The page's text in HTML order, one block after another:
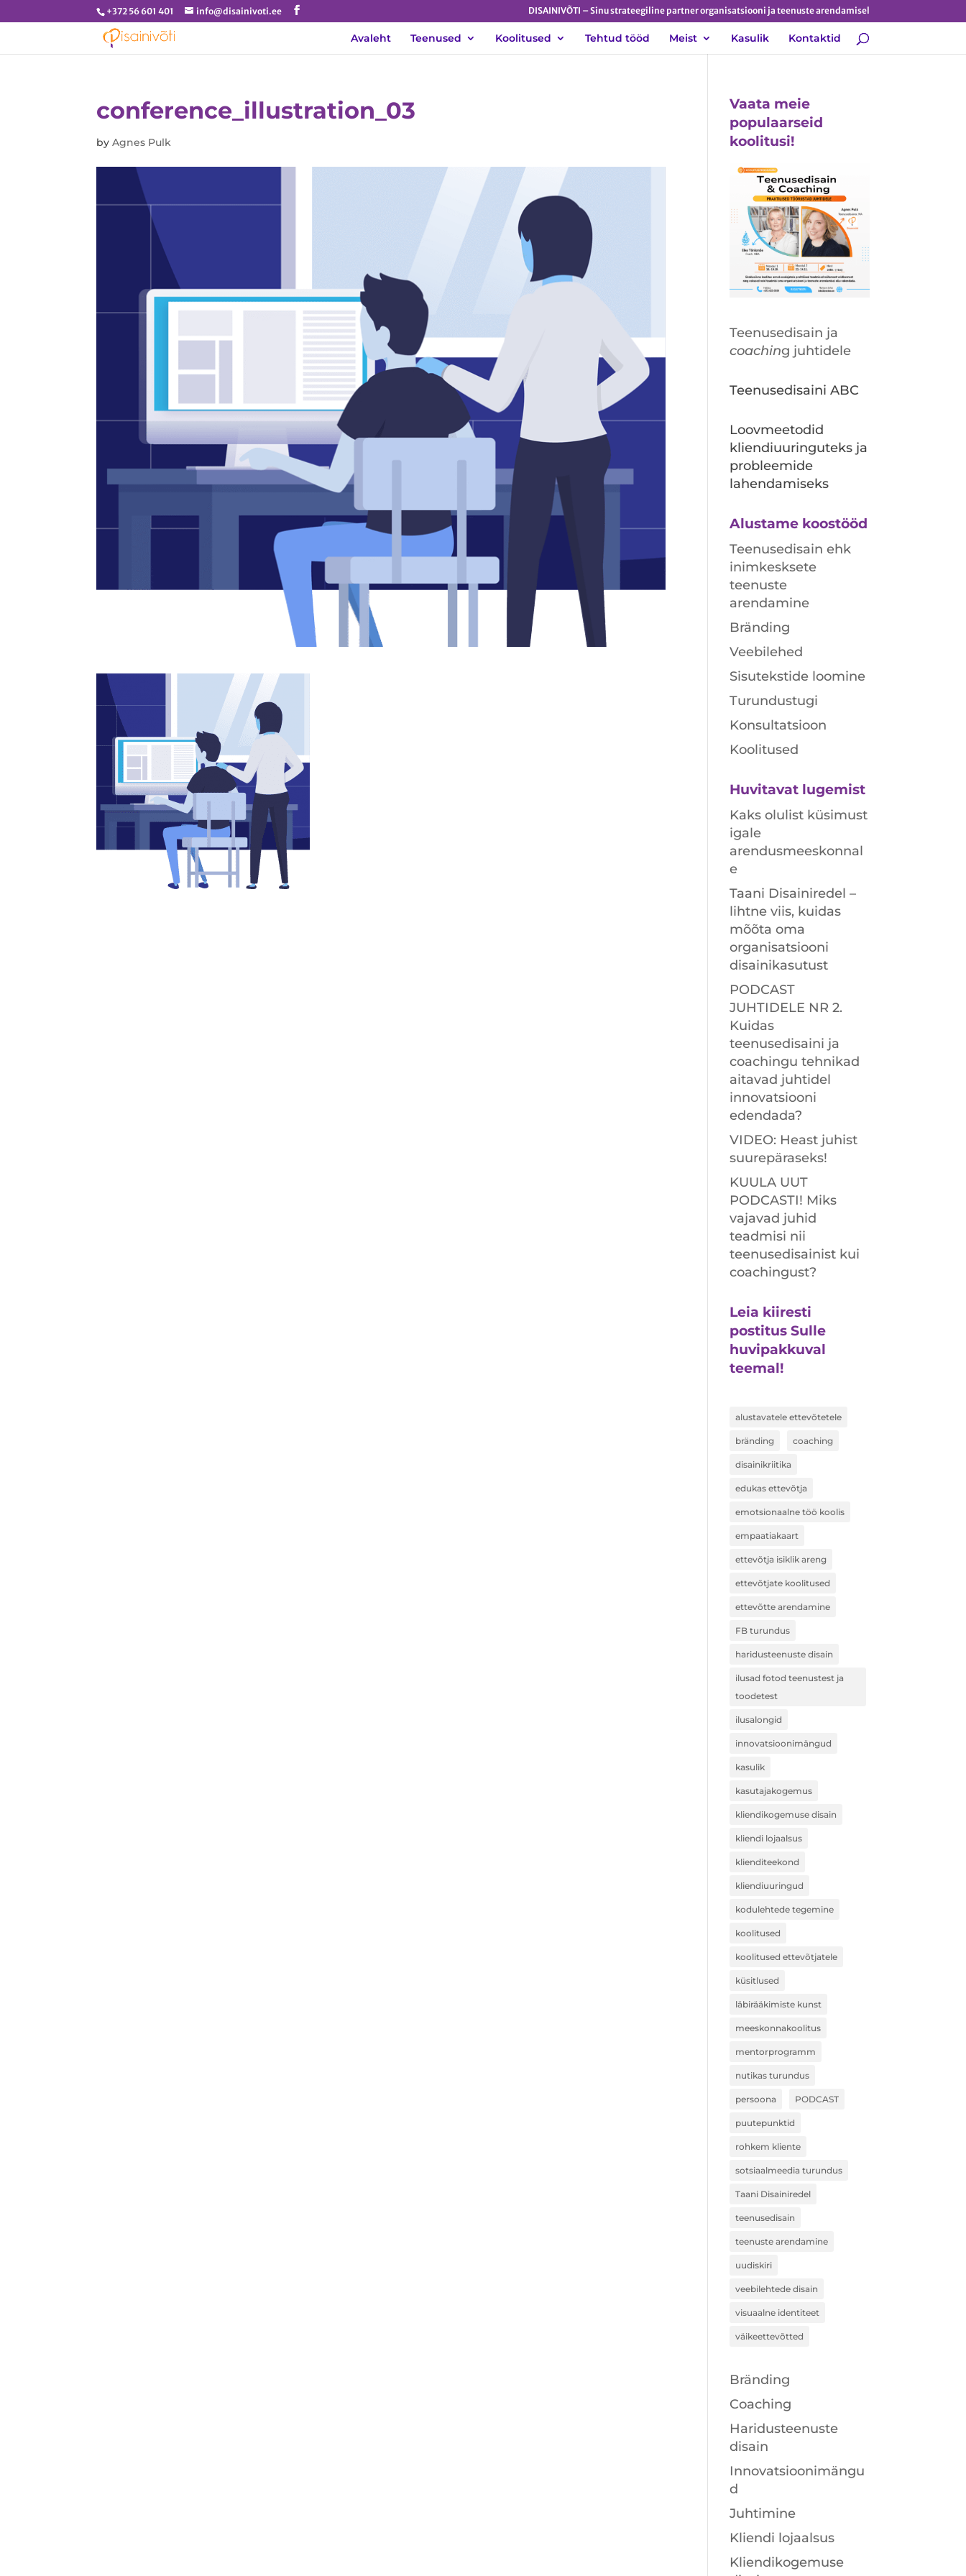
+372 56 601 401 info@disainivoti.ee DISAINIVÕTI – Sinu strateegiline partner organisatsiooni ja teenuste arendamisel
Avaleht Teenused Koolitused Tehtud tööd Meist Kasulik Kontaktid
conference_illustration_03
byAgnes Pulk
Vaata meie
populaarseid
koolitusi!
Teenusedisain ja
coaching juhtidele
Teenusedisaini ABC
Loovmeetodid
kliendiuuringuteks ja
probleemide
lahendamiseks
Alustame koostööd
Teenusedisain ehk
inimkesksete
teenuste
arendamine
Bränding
Veebilehed
Sisutekstide loomine
Turundustugi
Konsultatsioon
Koolitused
Huvitavat lugemist
Kaks olulist küsimust
igale
arendusmeeskonnal
e
Taani Disainiredel –
lihtne viis, kuidas
mõõta oma
organisatsiooni
disainikasutust
PODCAST
JUHTIDELE NR 2.
Kuidas
teenusedisaini ja
coachingu tehnikad
aitavad juhtidel
innovatsiooni
edendada?
VIDEO: Heast juhist
suurepäraseks!
KUULA UUT
PODCASTI! Miks
vajavad juhid
teadmisi nii
teenusedisainist kui
coachingust?
Leia kiiresti
postitus Sulle
huvipakkuval
teemal!
alustavatele ettevõtetele
bränding coaching
disainikriitika
edukas ettevõtja
emotsionaalne töö koolis
empaatiakaart
ettevõtja isiklik areng
ettevõtjate koolitused
ettevõtte arendamine
FB turundus
haridusteenuste disain
ilusad fotod teenustest ja
toodetest
ilusalongid
innovatsioonimängud
kasulik
kasutajakogemus
kliendikogemuse disain
kliendi lojaalsus
klienditeekond
kliendiuuringud
kodulehtede tegemine
koolitused
koolitused ettevõtjatele
küsitlused
läbirääkimiste kunst
meeskonnakoolitus
mentorprogramm
nutikas turundus
persoona PODCAST
puutepunktid
rohkem kliente
sotsiaalmeedia turundus
Taani Disainiredel
teenusedisain
teenuste arendamine
uudiskiri
veebilehtede disain
visuaalne identiteet
väikeettevõtted
Bränding
Coaching
Haridusteenuste
disain
Innovatsioonimängu
d
Juhtimine
Kliendi lojaalsus
Kliendikogemuse